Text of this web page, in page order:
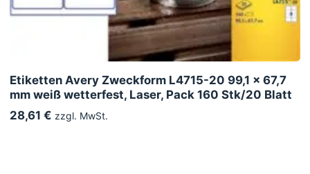
Etiketten Avery Zweckform L4715-20 99,1 x 67,7
mm weiß wetterfest, Laser, Pack 160 Stk/20 Blatt
28,61 € zzgl. MwSt.